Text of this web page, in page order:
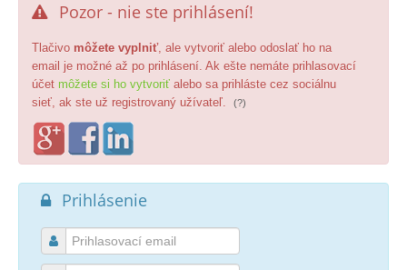
 Pozor - nie ste prihlásení!
Tlačivo môžete vyplniť, ale vytvoriť alebo odoslať ho na
email je možné až po prihlásení. Ak ešte nemáte prihlasovací
účet môžete si ho vytvoriť alebo sa prihláste cez sociálnu
sieť, ak ste už registrovaný užívateľ.
(?)
 Prihlásenie
